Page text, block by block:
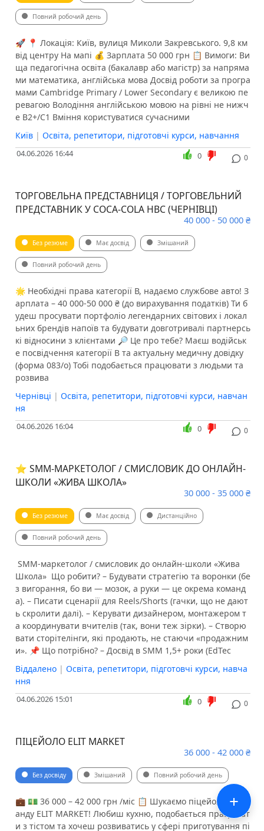
Повний робочий день
🚀 📍 Локація: Київ, вулиця Миколи Закревського. 9,8 км
від центру На мапі 💰 Зарплата 50 000 грн 📋 Вимоги: Ви
ща педагогічна освіта (бакалавр або магістр) за напряма
ми математика, англійська мова Досвід роботи за програ
мами Cambridge Primary / Lower Secondary є великою пе
ревагою Володіння англійською мовою на рівні не нижч
е B2+/C1 Вміння користуватися сучасними
Київ | Освіта, репетитори, підготовчі курси, навчання
04.06.2026 16:44 0
0
ТОРГОВЕЛЬНА ПРЕДСТАВНИЦЯ / ТОРГОВЕЛЬНИЙ
ПРЕДСТАВНИК У COCA-COLA HBC (ЧЕРНІВЦІ)
40 000 - 50 000 ₴
Без резюме Має досвід Змішаний
Повний робочий день
🌟 Необхідні права категорії В, надаємо службове авто! З
арплата – 40 000-50 000 ₴ (до вирахування податків) Ти б
удеш просувати портфоліо легендарних світових і локал
ьних брендів напоїв та будувати довготривалі партнерсь
кі відносини з клієнтами 🔎 Це про тебе? Маєш водійськ
е посвідчення категорії B та актуальну медичну довідку
(форма 083/о) Тобі подобається працювати з людьми та
розвива
Чернівці | Освіта, репетитори, підготовчі курси, навчан
ня
04.06.2026 16:04 0
0
⭐️ SMM-МАРКЕТОЛОГ / CМИСЛОВИК ДО ОНЛАЙН-
ШКОЛИ «ЖИВА ШКОЛА»
30 000 - 35 000 ₴
Без резюме Має досвід Дистанційно
Повний робочий день
️ SMM-маркетолог / cмисловик до онлайн-школи «Жива
Школа» ️ Що робити? – Будувати стратегію та воронки (бе
з вигорання, бо ви — мозок, а руки — це окрема команд
а). – Писати сценарії для Reels/Shorts (гачки, що не дают
ь скролити далі). – Керувати дизайнером, монтажером т
а координувати вчителів (так, вони теж зірки). – Створю
вати сторітелінги, які продають, не стаючи «продажним
и». 📌 Що потрібно? – Досвід в SMM 1,5+ роки (EdTec
Віддалено | Освіта, репетитори, підготовчі курси, навча
ння
04.06.2026 15:01 0
0
ПІЦЕЙОЛО ELIT MARKET
36 000 - 42 000 ₴
Без досвіду Змішаний Повний робочий день
💼 💵 36 000 – 42 000 грн /міс 📋 Шукаємо піцейолу в ком
анду ELIT MARKET! Любиш кухню, подобається працюват
и з тістом та хочеш розвиватись у сфері приготування пі
+